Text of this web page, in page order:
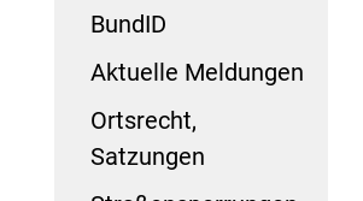
BundID
Aktuelle Meldungen
Ortsrecht,
Satzungen